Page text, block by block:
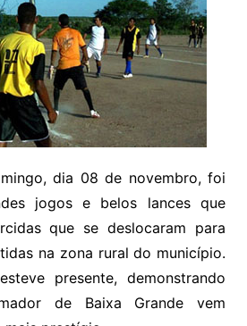
dia 08 de novembro, foi
jogos e belos lances que
que se deslocaram para
na zona rural do município.
presente, demonstrando
de Baixa Grande vem